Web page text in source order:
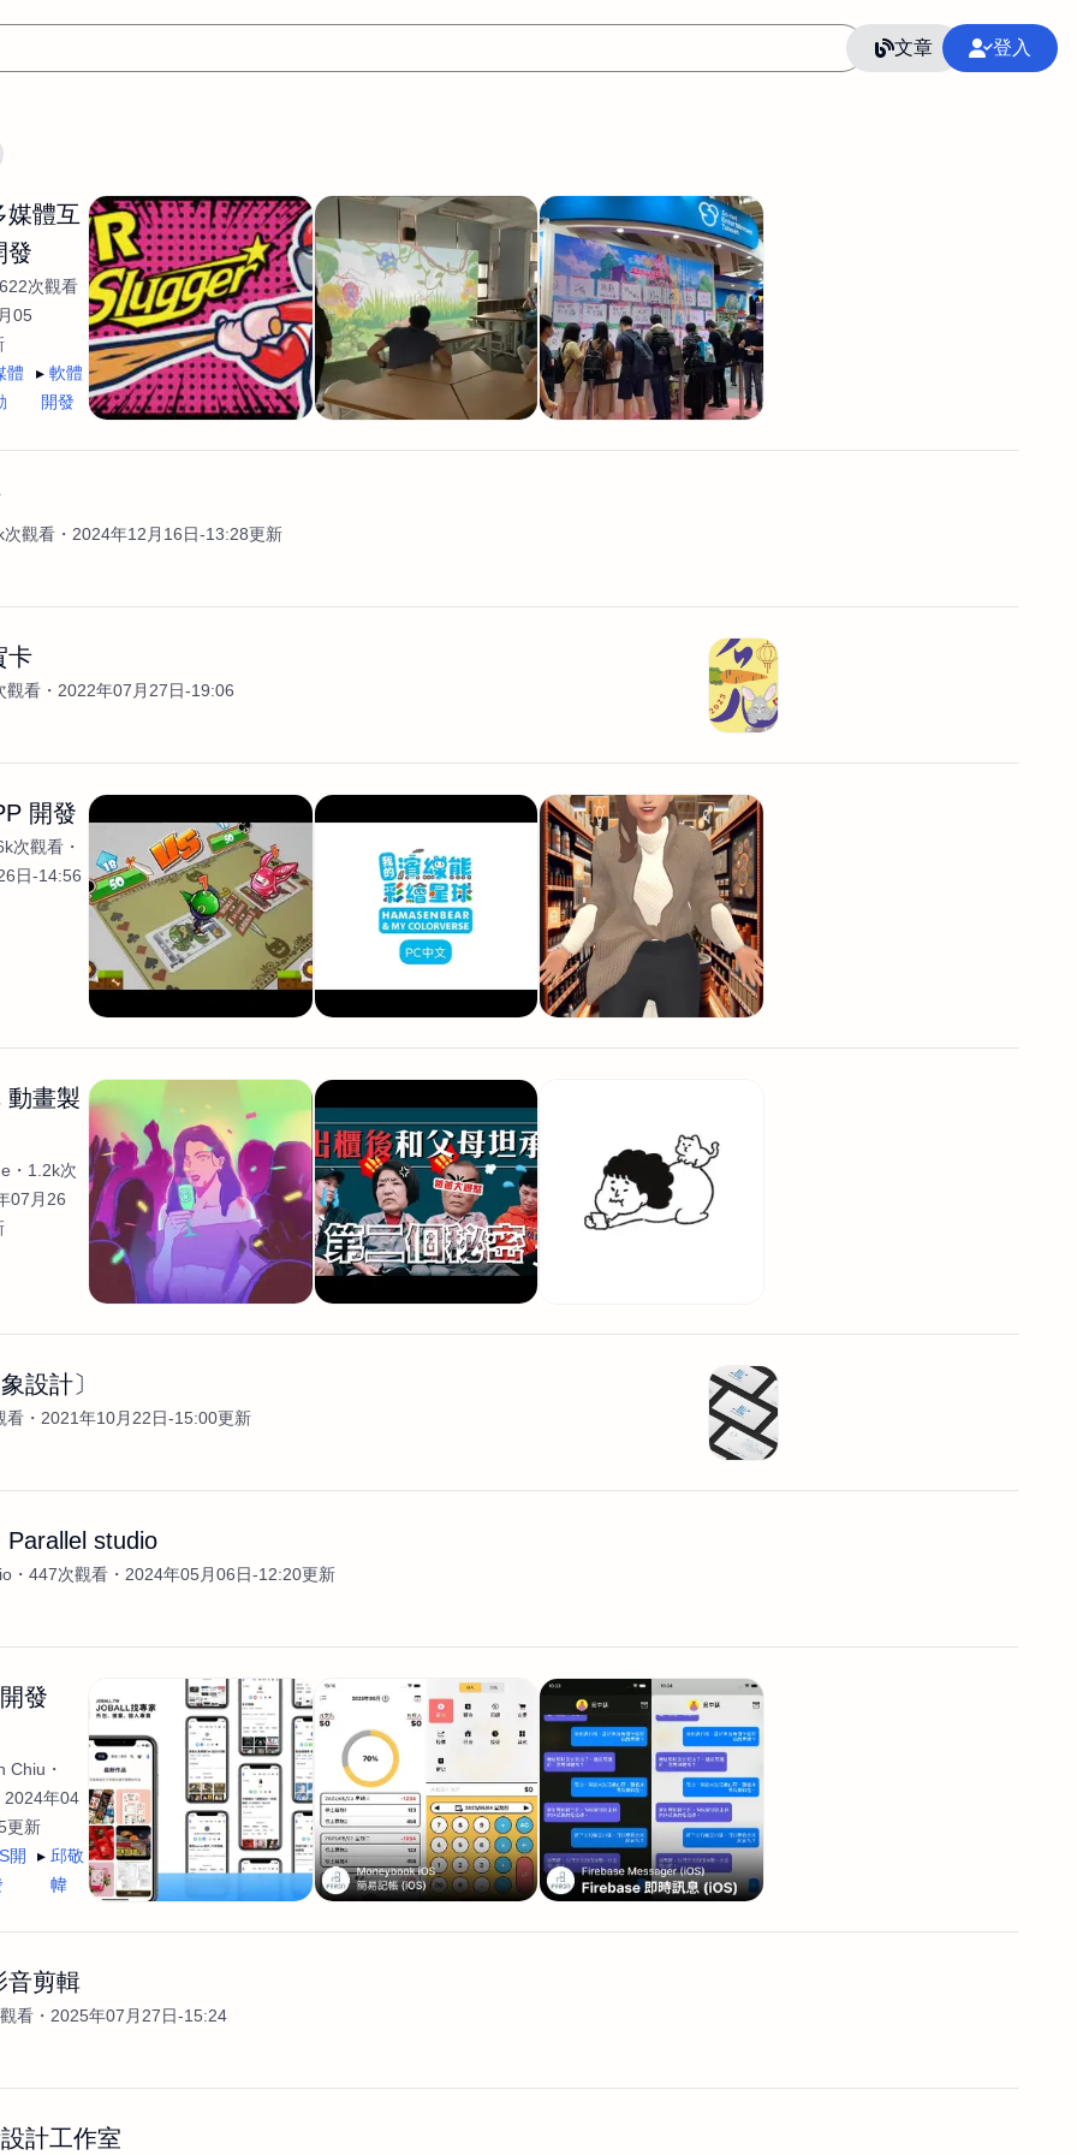
文章 登入
AI應用 AI 網頁設計 軟體開發 網站架設網頁製作 語言 整合行銷公關
平面設計師 AI影片製作 P圖改圖修圖 廣告操作 SEO CRM GoogleAnalytics
程式
商業攝影 廣告行銷服務 室內設計 網站開發 接案 照片後製修圖
WordPress網站架設與網站維護救援
生產設計 網頁製作 SCI醫學論文寫作投稿 Flutter
影像設計 視覺設計 自我介紹 業務外包 設計建模渲染 Solidworks 插畫
電商自媒體平面設計 長篇文案短 影片製作 設計 動畫製作 服務項目
媒體互
發
622次觀看
05
體
軟體
開發
次觀看 2024年12月16日-13:28更新
卡
觀看 2022年07月27日-19:06
開發
次觀看
日-14:56
動畫製
1.2k次
07月26
設計〕
看 2021年10月22日-15:00更新
Parallel studio
447次觀看 2024年05月06日-12:20更新
發
Chiu
2024年04
更新
開
邱敬
幃
音剪輯
看 2025年07月27日-15:24
計工作室